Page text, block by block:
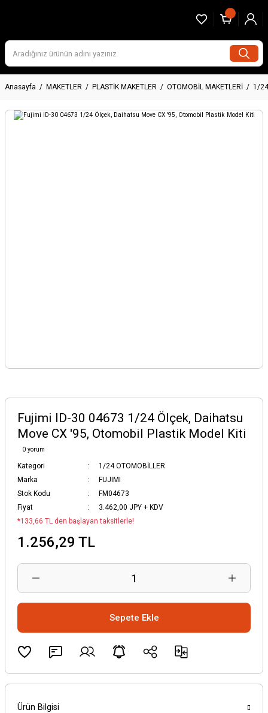
Anasayfa MAKETLER PLASTİK MAKETLER OTOMOBİL MAKETLERİ 1/
Fujimi ID-30 04673 1/24 Ölçek, Daihatsu
Move CX '95, Otomobil Plastik Model Kiti
0 yorum
Kategori
1/24 OTOMOBİLLER
Marka
FUJIMI
Stok Kodu
FM04673
Fiyat
3.462,00 JPY + KDV
*133,66 TL den başlayan taksitlerle!
1.256,29 TL
Sepete Ekle
Ürün Bilgisi